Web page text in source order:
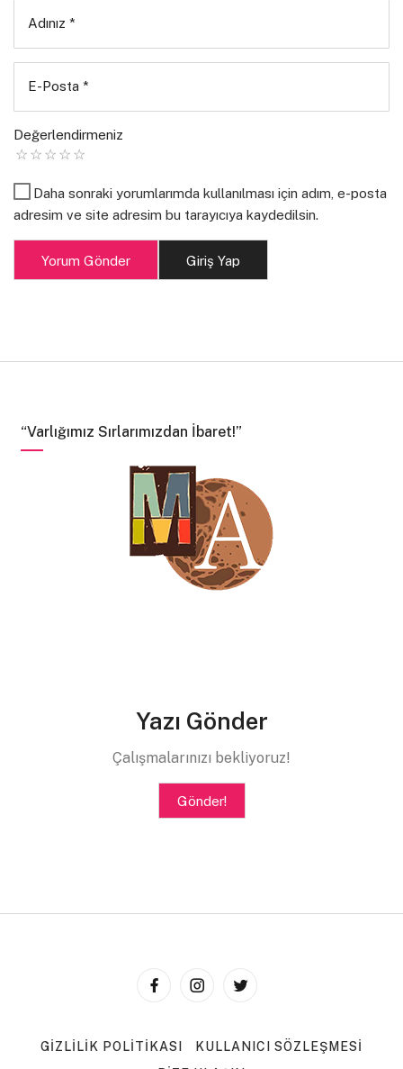
Adınız *
E-Posta *
Değerlendirmeniz
Daha sonraki yorumlarımda kullanılması için adım, e-posta
adresim ve site adresim bu tarayıcıya kaydedilsin.
Yorum Gönder Giriş Yap
“Varlığımız Sırlarımızdan İbaret!”
Yazı Gönder
Çalışmalarınızı bekliyoruz!
Gönder!
GIZLILIK POLITIKASI
KULLANICI SÖZLEŞMESI